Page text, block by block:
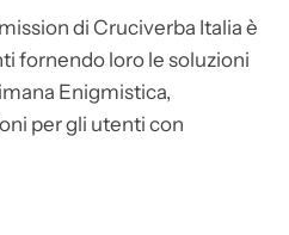
di Cruciverba Italia è
fornendo loro le soluzioni
Enigmistica,
per gli utenti con